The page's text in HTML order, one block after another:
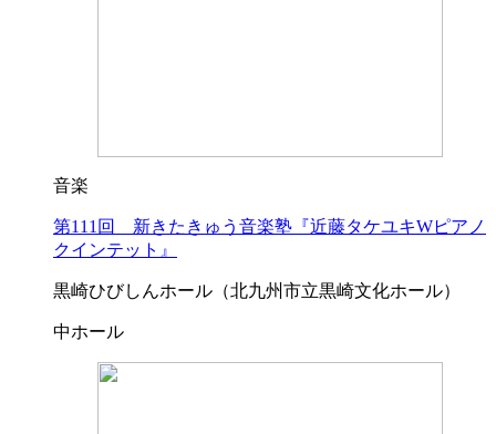
音楽
第111回 新きたきゅう音楽塾『近藤タケユキWピアノ
クインテット』
黒崎ひびしんホール（北九州市立黒崎文化ホール）
中ホール